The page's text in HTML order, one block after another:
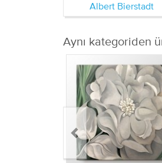
Albert Bierstadt
Aynı kategoriden